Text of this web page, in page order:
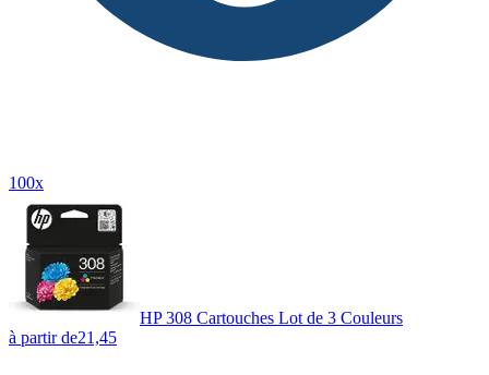
100x
HP 308 Cartouches Lot de 3 Couleurs
à partir de21,45